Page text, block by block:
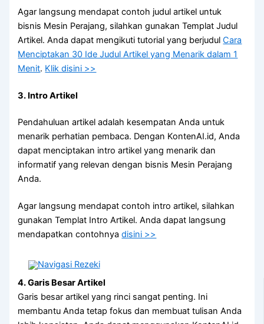
Agar langsung mendapat contoh judul artikel untuk
bisnis Mesin Perajang, silahkan gunakan Templat Judul
Artikel. Anda dapat mengikuti tutorial yang berjudulCara
Menciptakan 30 Ide Judul Artikel yang Menarik dalam 1
Menit. Klik disini >>
3. Intro Artikel
Pendahuluan artikel adalah kesempatan Anda untuk
menarik perhatian pembaca. Dengan KontenAI.id, Anda
dapat menciptakan intro artikel yang menarik dan
informatif yang relevan dengan bisnis Mesin Perajang
Anda.
Agar langsung mendapat contoh intro artikel, silahkan
gunakan Templat Intro Artikel. Anda dapat langsung
mendapatkan contohnyadisini >>
4. Garis Besar Artikel
Garis besar artikel yang rinci sangat penting. Ini
membantu Anda tetap fokus dan membuat tulisan Anda